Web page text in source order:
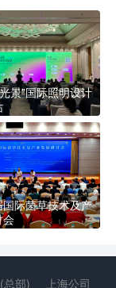
景”国际照明设计
际菌草技术及产
会
总部)
上海公司